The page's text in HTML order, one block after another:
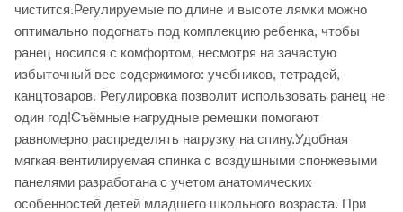
чистится.Регулируемые по длине и высоте лямки можно
оптимально подогнать под комплекцию ребенка, чтобы
ранец носился с комфортом, несмотря на зачастую
избыточный вес содержимого: учебников, тетрадей,
канцтоваров. Регулировка позволит использовать ранец не
один год!Съёмные нагрудные ремешки помогают
равномерно распределять нагрузку на спину.Удобная
мягкая вентилируемая спинка с воздушными спонжевыми
панелями разработана с учетом анатомических
особенностей детей младшего школьного возраста. При